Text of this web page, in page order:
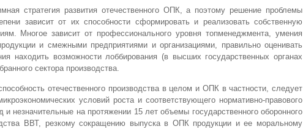
стратегия развития отечественного ОПК, а поэтому решение проблемы
зависит от их способности сформировать и реализовать собственную
Многое зависит от профессионального уровня топменеджмента, умения
и смежными предприятиями и организациями, правильно оценивать
находить возможности лоббирования (в высших государственных органах
сектора производства.
отечественного производства в целом и ОПК в частности, следует
условий роста и соответствующего нормативно-правового
незначительные на протяжении 15 лет объемы государственного оборонного
ВВТ, резкому сокращению выпуска в ОПК продукции и ее моральному